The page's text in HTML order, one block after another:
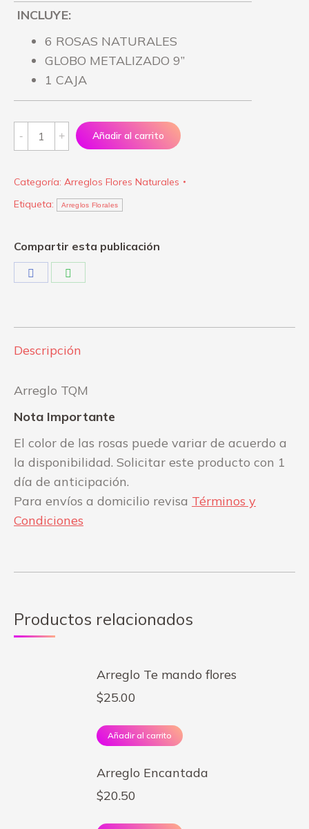
INCLUYE:
6 ROSAS NATURALES
GLOBO METALIZADO 9”
1 CAJA
Arreglo
TQM
Añadir al carrito
Categoría: Arreglos Flores Naturales
Etiqueta:
Arreglos Florales
Compartir esta publicación
Descripción
Arreglo TQM
Nota Importante
El color de las rosas puede variar de acuerdo a
la disponibilidad. Solicitar este producto con 1
día de anticipación.
Para envíos a domicilio revisa Términos y
Condiciones
Productos relacionados
Arreglo Te mando flores
$25.00
Añadir al carrito
Arreglo Encantada
$20.50